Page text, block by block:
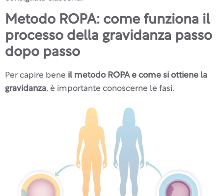
Metodo ROPA: come funziona il
processo della gravidanza passo
dopo passo
Per capire bene il metodo ROPA e come si ottiene la
gravidanza, è importante conoscerne le fasi.